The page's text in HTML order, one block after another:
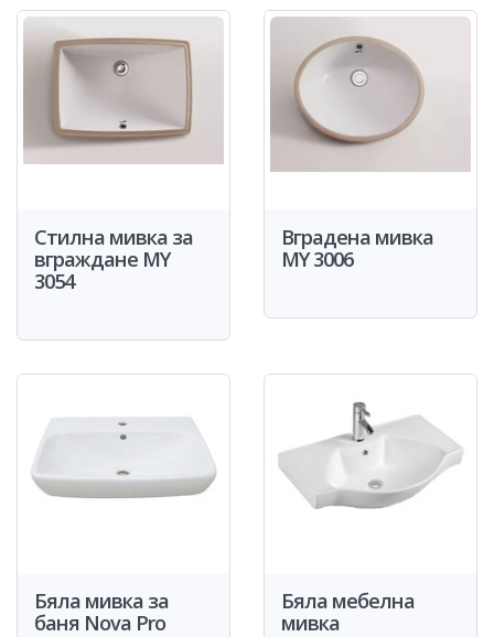
Стилна мивка за
вграждане MY
3054
Вградена мивка
MY 3006
Бяла мивка за
баня Nova Pro
Бяла мебелна
мивка